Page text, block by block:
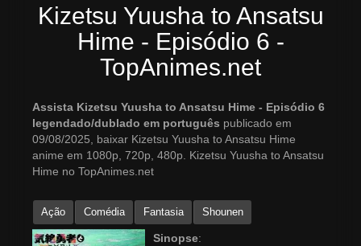
Kizetsu Yuusha to Ansatsu
Hime - Episódio 6 -
TopAnimes.net
Assista Kizetsu Yuusha to Ansatsu Hime - Episódio 6
legendado/dublado em português publicado em
09/08/2025, baixar Kizetsu Yuusha to Ansatsu Hime
anime em 1080p, 720p, 480p. Kizetsu Yuusha to Ansatsu
Hime no TopAnimes.net
Ação Comédia Fantasia Shounen
Sinopse: